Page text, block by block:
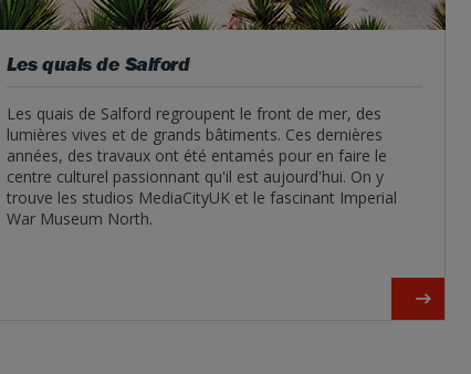
Les quais de Salford
Les quais de Salford regroupent le front de mer, des
lumières vives et de grands bâtiments. Ces dernières
années, des travaux ont été entamés pour en faire le
centre culturel passionnant qu'il est aujourd'hui. On y
trouve les studios MediaCityUK et le fascinant Imperial
War Museum North.